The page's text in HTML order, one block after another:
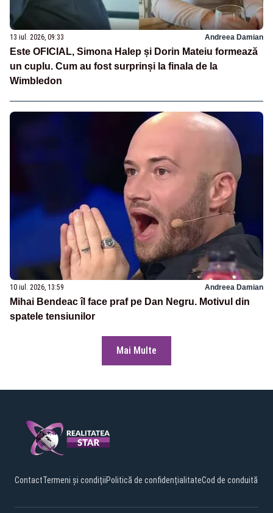
13 iul. 2026, 09:33 Andreea Damian
Este OFICIAL, Simona Halep și Dorin Mateiu formează
un cuplu. Cum au fost surprinși la finala de la
Wimbledon
10 iul. 2026, 13:59 Andreea Damian
Mihai Bendeac îl face praf pe Dan Negru. Motivul din
spatele tensiunilor
Mai Multe
ContactTermeni și condițiiPolitică de confidențialitateCod de conduită